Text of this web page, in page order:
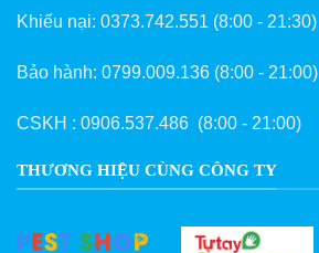
Khiếu nại: 0373.742.551 (8:00 - 21:30)
Bảo hành: 0799.009.136 (8:00 - 21:00)
CSKH : 0906.537.486 (8:00 - 21:00)
THƯƠNG HIỆU CÙNG CÔNG TY